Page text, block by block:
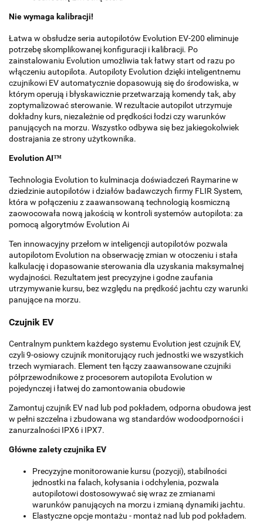
Nie wymaga kalibracji!
Łatwa w obsłudze seria autopilotów Evolution EV-200 eliminuje
potrzebę skomplikowanej konfiguracji i kalibracji. Po
zainstalowaniu Evolution umożliwia tak łatwy start od razu po
włączeniu autopilota. Autopiloty Evolution dzięki inteligentnemu
czujnikowi EV automatycznie dopasowują się do środowiska, w
którym operują i błyskawicznie przetwarzają komendy tak, aby
zoptymalizować sterowanie. W rezultacie autopilot utrzymuje
dokładny kurs, niezależnie od prędkości łodzi czy warunków
panujących na morzu. Wszystko odbywa się bez jakiegokolwiek
dostrajania ze strony użytkownika.
Evolution AI™
Technologia Evolution to kulminacja doświadczeń Raymarine w
dziedzinie autopilotów i działów badawczych firmy FLIR System,
która w połączeniu z zaawansowaną technologią kosmiczną
zaowocowała nową jakością w kontroli systemów autopilota: za
pomocą algorytmów Evolution Ai
Ten innowacyjny przełom w inteligencji autopilotów pozwala
autopilotom Evolution na obserwację zmian w otoczeniu i stała
kalkulację i dopasowanie sterowania dla uzyskania maksymalnej
wydajności. Rezultatem jest precyzyjne i godne zaufania
utrzymywanie kursu, bez względu na prędkość jachtu czy warunki
panujące na morzu.
Czujnik EV
Centralnym punktem każdego systemu Evolution jest czujnik EV,
czyli 9-osiowy czujnik monitorujący ruch jednostki we wszystkich
trzech wymiarach. Element ten łączy zaawansowane czujniki
półprzewodnikowe z procesorem autopilota Evolution w
pojedynczej i łatwej do zamontowania obudowie
Zamontuj czujnik EV nad lub pod pokładem, odporna obudowa jest
w pełni szczelna i zbudowana wg standardów wodoodporności i
zanurzalności IPX6 i IPX7.
Główne zalety czujnika EV
Precyzyjne monitorowanie kursu (pozycji), stabilności
jednostki na falach, kołysania i odchylenia, pozwala
autopilotowi dostosowywać się wraz ze zmianami
warunków panujących na morzu i zmianą dynamiki jachtu.
Elastyczne opcje montażu - montaż nad lub pod pokładem.